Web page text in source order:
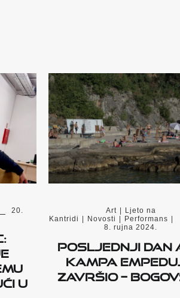
20.
u
Art | Ljeto na
Kantridi | Novosti | Performans |
8. rujna 2024.
POSLJEDNJI DAN
KAMPA
ZAVRŠIO –